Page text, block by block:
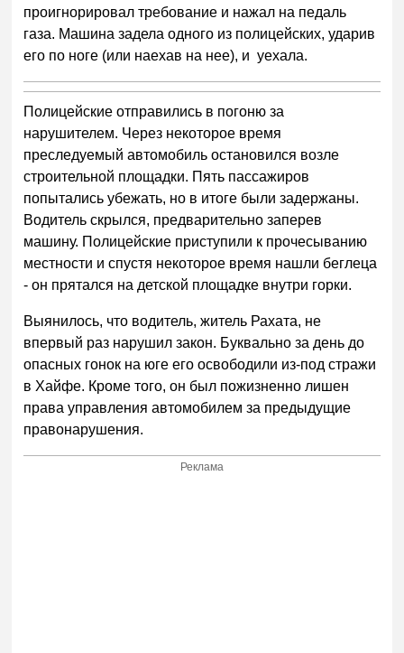
проигнорировал требование и нажал на педаль
газа. Машина задела одного из полицейских, ударив
его по ноге (или наехав на нее), и уехала.
Полицейские отправились в погоню за
нарушителем. Через некоторое время
преследуемый автомобиль остановился возле
строительной площадки. Пять пассажиров
попытались убежать, но в итоге были задержаны.
Водитель скрылся, предварительно заперев
машину. Полицейские приступили к прочесыванию
местности и спустя некоторое время нашли беглеца
- он прятался на детской площадке внутри горки.
Выянилось, что водитель, житель Рахата, не
впервый раз нарушил закон. Буквально за день до
опасных гонок на юге его освободили из-под стражи
в Хайфе. Кроме того, он был пожизненно лишен
права управления автомобилем за предыдущие
правонарушения.
Реклама